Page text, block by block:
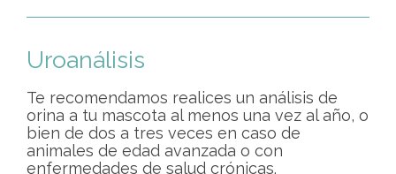
Uroanálisis
Te recomendamos realices un análisis de
orina a tu mascota al menos una vez al año, o
bien de dos a tres veces en caso de
animales de edad avanzada o con
enfermedades de salud crónicas.